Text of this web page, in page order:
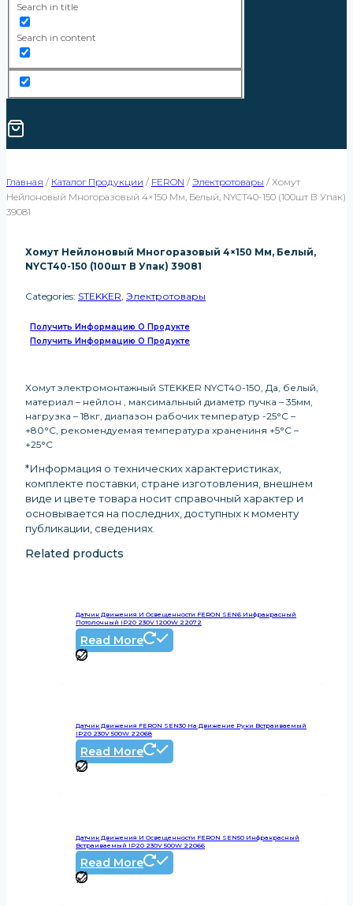
Search in title
Search in content
Главная / Каталог Продукции / FERON / Электротовары / Хомут
Нейлоновый Многоразовый 4×150 Мм, Белый, NYCT40-150 (100шт В Упак)
39081
Хомут Нейлоновый Многоразовый 4×150 Мм, Белый,
NYCT40-150 (100шт В Упак) 39081
Categories: STEKKER, Электротовары
Получить Информацию О Продукте
Получить Информацию О Продукте
Хомут электромонтажный STEKKER NYCT40-150, Да, белый,
материал – нейлон , максимальный диаметр пучка – 35мм,
нагрузка – 18кг, диапазон рабочих температур -25°C –
+80°C, рекомендуемая температура хранениня +5°C –
+25°C
*Информация о технических характеристиках,
комплекте поставки, стране изготовления, внешнем
виде и цвете товара носит справочный характер и
основывается на последних, доступных к моменту
публикации, сведениях.
Related products
Датчик Движения И Освещенности FERON SEN6 Инфракрасный
Потолочный IP20 230V 1200W 22072
Read More
Датчик Движения FERON SEN30 На Движение Руки Встраиваемый
IP20 230V 500W 22068
Read More
Датчик Движения И Освещенности FERON SEN50 Инфракрасный
Встраиваемый IP20 230V 500W 22066
Read More